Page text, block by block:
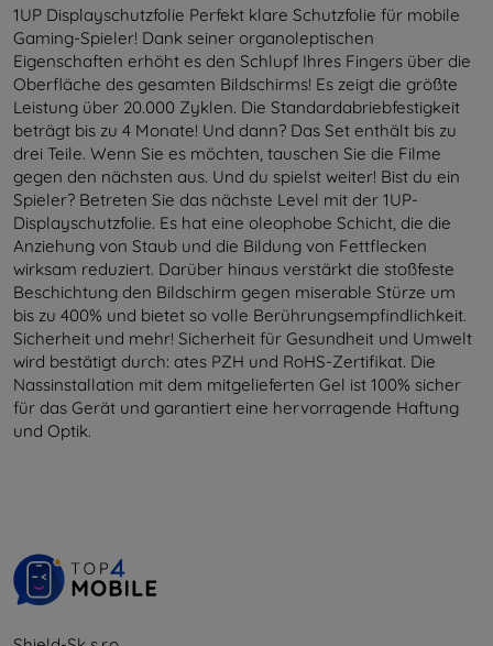
1UP Displayschutzfolie Perfekt klare Schutzfolie für mobile
Gaming-Spieler! Dank seiner organoleptischen
Eigenschaften erhöht es den Schlupf Ihres Fingers über die
Oberfläche des gesamten Bildschirms! Es zeigt die größte
Leistung über 20.000 Zyklen. Die Standardabriebfestigkeit
beträgt bis zu 4 Monate! Und dann? Das Set enthält bis zu
drei Teile. Wenn Sie es möchten, tauschen Sie die Filme
gegen den nächsten aus. Und du spielst weiter! Bist du ein
Spieler? Betreten Sie das nächste Level mit der 1UP-
Displayschutzfolie. Es hat eine oleophobe Schicht, die die
Anziehung von Staub und die Bildung von Fettflecken
wirksam reduziert. Darüber hinaus verstärkt die stoßfeste
Beschichtung den Bildschirm gegen miserable Stürze um
bis zu 400% und bietet so volle Berührungsempfindlichkeit.
Sicherheit und mehr! Sicherheit für Gesundheit und Umwelt
wird bestätigt durch: ates PZH und RoHS-Zertifikat. Die
Nassinstallation mit dem mitgelieferten Gel ist 100% sicher
für das Gerät und garantiert eine hervorragende Haftung
und Optik.